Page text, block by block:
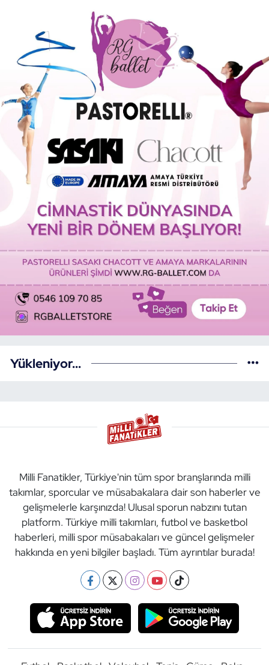
Yükleniyor...
Milli Fanatikler, Türkiye'nin tüm spor branşlarında milli
takımlar, sporcular ve müsabakalara dair son haberler ve
gelişmelerle karşınızda! Ulusal sporun nabzını tutan
platform. Türkiye milli takımları, futbol ve basketbol
haberleri, milli spor müsabakaları ve güncel gelişmeler
hakkında en yeni bilgiler başladı. Tüm ayrıntılar burada!